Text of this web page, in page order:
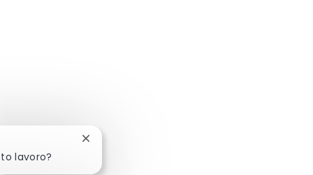
lavoro?
Chiudi la notifica del chatbot